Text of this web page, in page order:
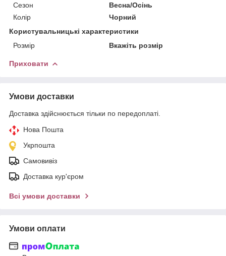
Сезон
Весна/Осінь
Колір
Чорний
Користувальницькі характеристики
Розмір
Вкажіть розмір
Приховати
Умови доставки
Доставка здійснюється тільки по передоплаті.
Нова Пошта
Укрпошта
Самовивіз
Доставка кур'єром
Всі умови доставки
Умови оплати